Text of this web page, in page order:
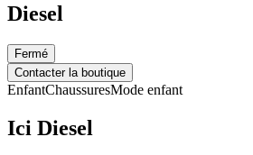
Diesel
Fermé
Contacter la boutique
EnfantChaussuresMode enfant
Ici Diesel